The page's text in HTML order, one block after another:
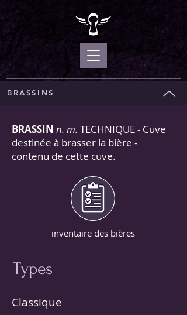
BRASSINS
BRASSIN n. m. TECHNIQUE - Cuve
destinée à brasser la bière -
contenu de cette cuve.
inventaire des bières
Types
Classique